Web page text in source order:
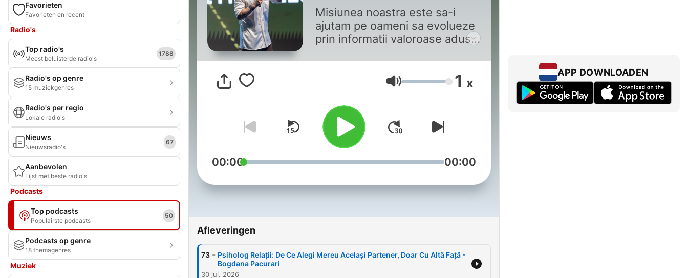
Favorieten
Favorieten en recent
Radio's
Top radio's
Meest beluisterde radio's
1788
Radio's op genre
15 muziekgenres
Radio's per regio
Lokale radio's
Nieuws
Nieuwsradio's
67
Aanbevolen
Lijst met beste radio's
Podcasts
Top podcasts
Populairste podcasts
50
Podcasts op genre
18 themagenres
Muziek
Misiunea noastra este sa-i
ajutam pe oameni sa evolueze
prin informatii valoroase aduse
intr-o un mod usor de inteles si
Volume 1 x
00:00 00:00
Afleveringen
73 - Psiholog Relații: De Ce Alegi Mereu Același Partener, Doar Cu Altă Față -
Bogdana Pacurari
30 jul. 2026
APP DOWNLOADEN